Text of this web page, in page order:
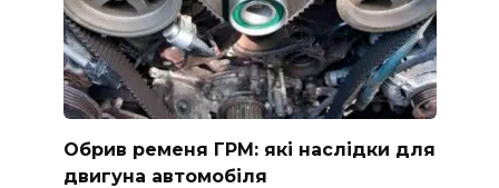
Обрив ременя ГРМ: які наслідки для
двигуна автомобіля